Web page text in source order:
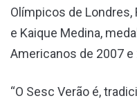
Olímpicos de Londres,
e Kaique Medina,
Americanos de 2007 e
“O Sesc Verão é,